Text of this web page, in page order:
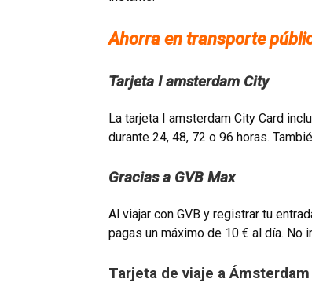
Ahorra en transporte
Tarjeta I amsterdam City
La tarjeta I amsterdam City Card
durante 24, 48, 72 o 96 horas.
Gracias a GVB Max
Al viajar con GVB y registrar tu
pagas un máximo de 10 € al día. No
Tarjeta de viaje a